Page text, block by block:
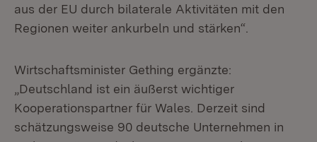
aus der EU durch bilaterale Aktivitäten mit den
Regionen weiter ankurbeln und stärken“.
Wirtschaftsminister Gething ergänzte:
„Deutschland ist ein äußerst wichtiger
Kooperationspartner für Wales. Derzeit sind
schätzungsweise 90 deutsche Unternehmen in